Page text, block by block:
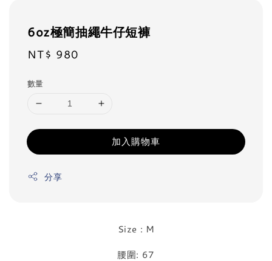
6oz極簡抽繩牛仔短褲
Regular
NT$ 980
數量
加入購物車
分享
Size : M
腰圍: 67